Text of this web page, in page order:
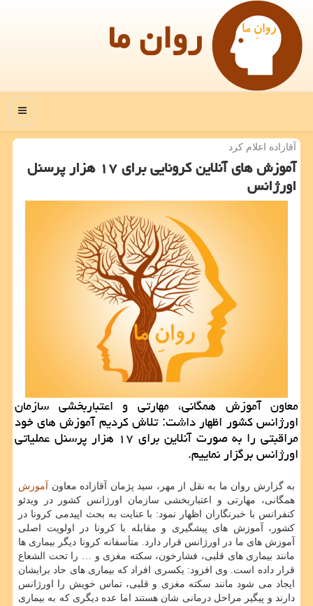
روان ما
منو
آقازاده اعلام كرد
آموزش های آنلاین كرونایی برای ۱۷ هزار پرسنل
اورژانس
معاون آموزش همگانی، مهارتی و اعتباربخشی سازمان
اورژانس کشور اظهار داشت: تلاش کردیم آموزش های خود
مراقبتی را به صورت آنلاین برای ۱۷ هزار پرسنل عملیاتی
اورژانس برگزار نماییم.
به گزارش روان ما به نقل از مهر، سید پژمان آقازاده معاون
آموزش
همگانی، مهارتی و اعتباربخشی سازمان اورژانس کشور در ویدئو
کنفرانس با خبرنگاران اظهار نمود: با عنایت به بحث اپیدمی کرونا در
کشور، آموزش های پیشگیری و مقابله با کرونا در اولویت اصلی
آموزش های ما در اورژانس قرار دارد. متأسفانه کرونا دیگر بیماری ها
مانند بیماری های قلبی، فشارخون، سکته مغزی و … را تحت الشعاع
قرار داده است. وی افزود: یکسری افراد که بیماری های حاد برایشان
ایجاد می شود مانند سکته مغزی و قلبی، تماس خویش را اورژانس
دارند و پیگیر مراحل درمانی شان هستند اما عده دیگری که به بیماری